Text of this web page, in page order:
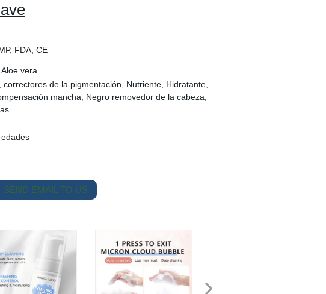
FDA, CE
vera
correctores de la pigmentación, Nutriente, Hidratante,
mancha, Negro removedor de la cabeza,
SEND EMAIL TO US